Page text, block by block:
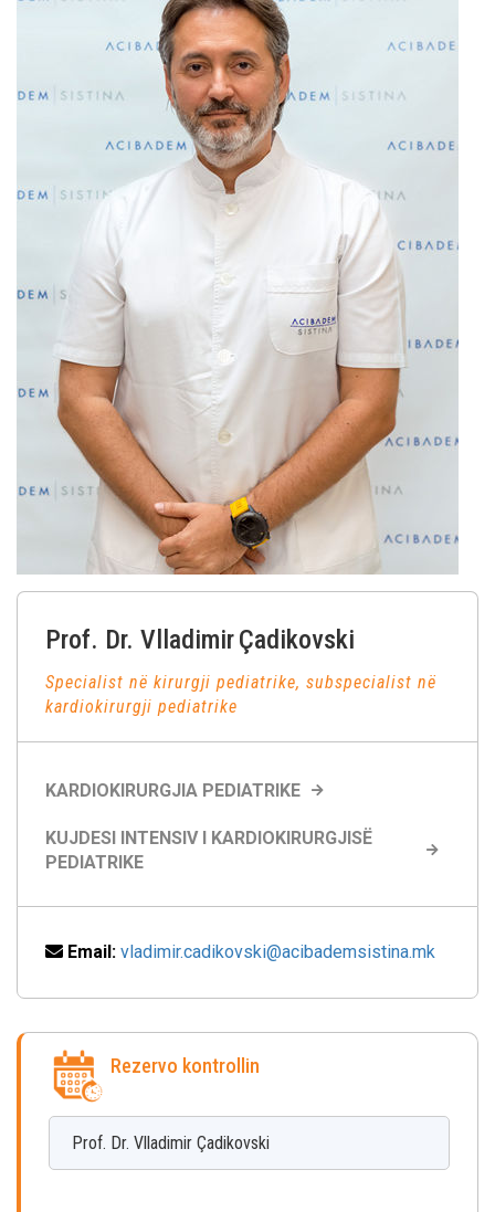
Prof. Dr. VlladimirÇadikovski
Specialist në kirurgji pediatrike, subspecialist në
kardiokirurgji pediatrike
KARDIOKIRURGJIA PEDIATRIKE
KUJDESI INTENSIV I KARDIOKIRURGJISË
PEDIATRIKE
Email: vladimir.cadikovski@acibademsistina.mk
Rezervo kontrollin
Prof. Dr. Vlladimir Çadikovski